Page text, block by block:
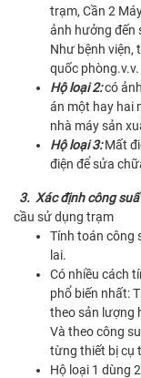
trạm, Cần 2
ảnh hưởng đến
Như bệnh viện,
quốc phòng.v.v.
Hộ loại 2:có
án một hay hai
nhà máy sản
Hộ loại 3:Mất
điện để sửa
3. Xác định công
cầu sử dụng trạm
Tính toán công
lai.
Có nhiều cách
phổ biến nhất:
theo sản lượng
Và theo công
từng thiết bị cụ
Hộ loại 1 dùng